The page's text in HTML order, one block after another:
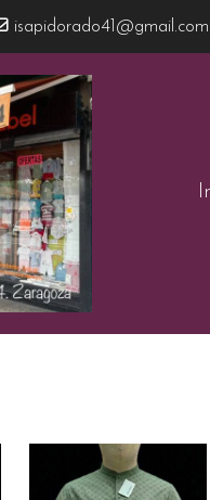
isapidorado41@gmail.com